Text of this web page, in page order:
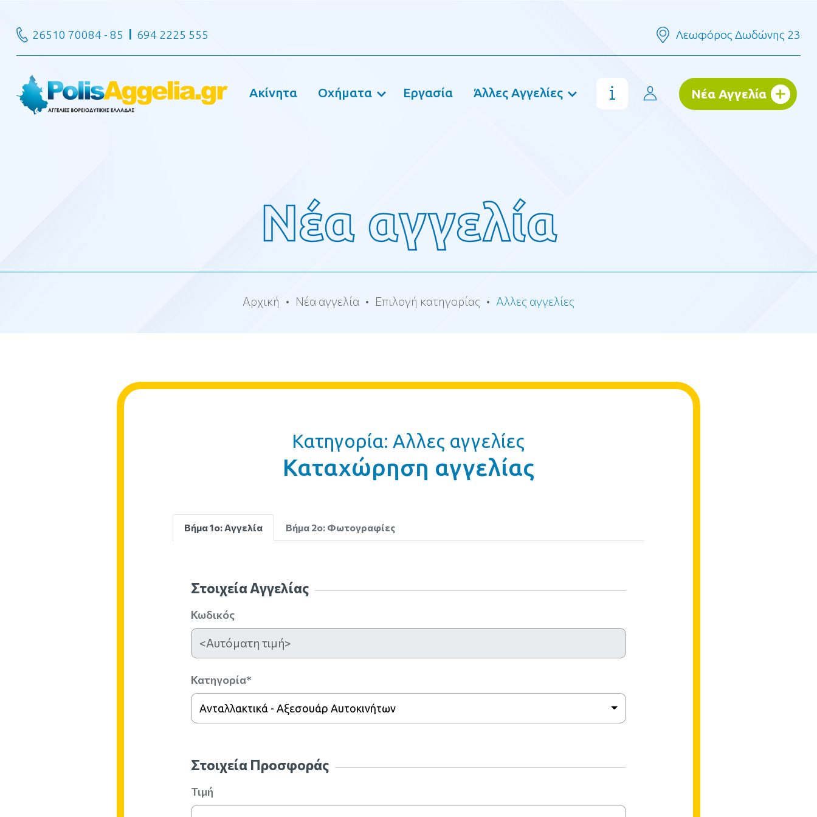
26510 70084 - 85 694 2225 555 Λεωφόρος Δωδώνης 23
Ακίνητα Οχήματα Εργασία Άλλες Αγγελίες Νέα Αγγελία
Νέα αγγελία
Αρχική Νέα αγγελία Επιλογή κατηγορίας Αλλες αγγελίες
Κατηγορία: Αλλες αγγελίες
Καταχώρηση αγγελίας
Βήμα 1ο: Αγγελία Βήμα 2ο: Φωτογραφίες
Στοιχεία Αγγελίας
Κωδικός
Κατηγορία*
Ανταλλακτικά - Αξεσουάρ Αυτοκινήτων
Στοιχεία Προσφοράς
Τιμή